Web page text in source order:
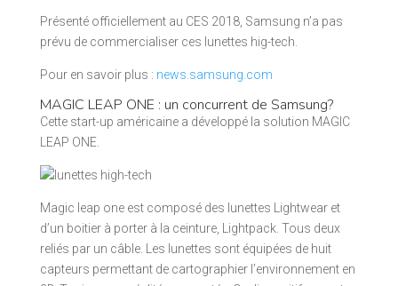
Présenté officiellement au CES 2018, Samsung n’a pas
prévu de commercialiser ces lunettes hig-tech.
Pour en savoir plus : news.samsung.com
MAGIC LEAP ONE : un concurrent de Samsung?
Cette start-up américaine a développé la solution MAGIC
LEAP ONE.
Magic leap one est composé des lunettes Lightwear et
d’un boitier à porter à la ceinture, Lightpack. Tous deux
reliés par un câble. Les lunettes sont équipées de huit
capteurs permettant de cartographier l’environnement en